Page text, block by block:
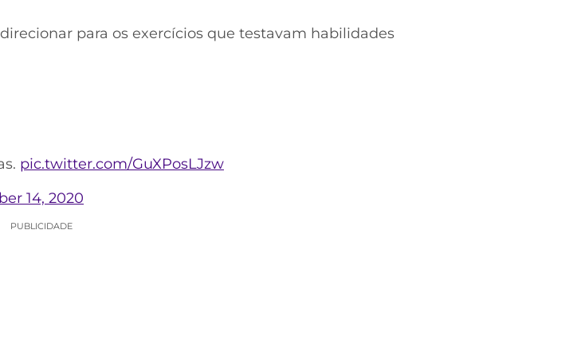
para os exercícios que testavam habilidades
pic.twitter.com/GuXPosLJzw
14, 2020
PUBLICIDADE